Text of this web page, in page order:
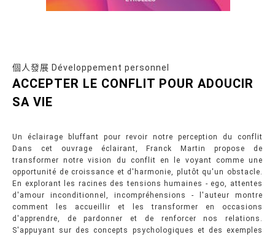
個人發展 Développement personnel
ACCEPTER LE CONFLIT POUR ADOUCIR
SA VIE
Un éclairage bluffant pour revoir notre perception du conflit
Dans cet ouvrage éclairant, Franck Martin propose de
transformer notre vision du conflit en le voyant comme une
opportunité de croissance et d'harmonie, plutôt qu'un obstacle.
En explorant les racines des tensions humaines - ego, attentes
d'amour inconditionnel, incompréhensions - l'auteur montre
comment les accueillir et les transformer en occasions
d'apprendre, de pardonner et de renforcer nos relations.
S'appuyant sur des concepts psychologiques et des exemples